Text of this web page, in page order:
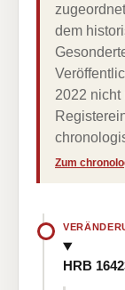
dem
2022 nicht
Zum
HRB